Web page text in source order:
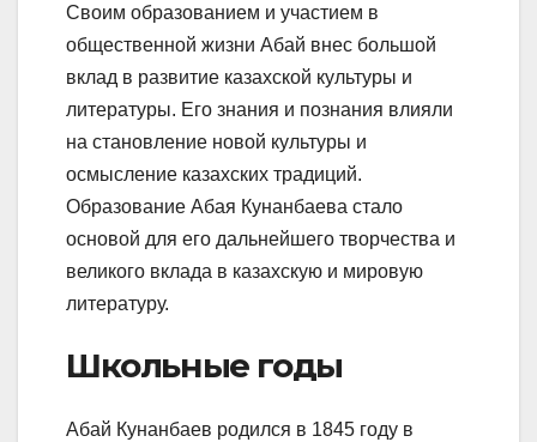
Своим образованием и участием в
общественной жизни Абай внес большой
вклад в развитие казахской культуры и
литературы. Его знания и познания влияли
на становление новой культуры и
осмысление казахских традиций.
Образование Абая Кунанбаева стало
основой для его дальнейшего творчества и
великого вклада в казахскую и мировую
литературу.
Школьные годы
Абай Кунанбаев родился в 1845 году в